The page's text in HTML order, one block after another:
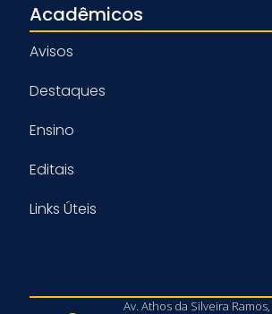
Acadêmicos
Avisos
Destaques
Ensino
Editais
Links Úteis
Av. Athos da Silveira